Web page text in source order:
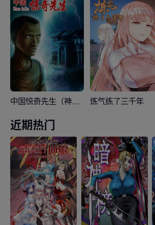
中国惊奇先生（神鬼七杀令） 炼气练了三千年
近期热门